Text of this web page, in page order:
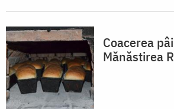
Coacerea
Mănăstirea